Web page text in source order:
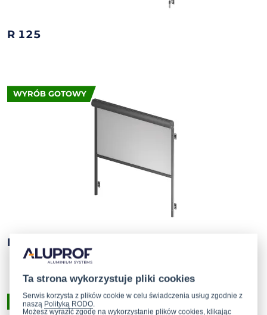
R 125
WYRÓB GOTOWY
R 103
WYRÓB GOTOWY
Ta strona wykorzystuje pliki cookies
Serwis korzysta z plików cookie w celu świadczenia usług zgodnie z
naszą Polityką RODO.
Możesz wyrazić zgodę na wykorzystanie plików cookies, klikając